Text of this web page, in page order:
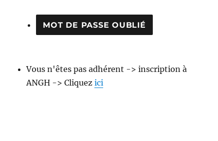
Vous n'êtes pas adhérent -> inscription à
ANGH -> Cliquezici